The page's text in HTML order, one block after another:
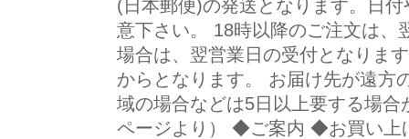
(日本郵便)の発送となります。日
意下さい。 18時以降のご注文は、
場合は、翌営業日の受付となりま
からとなります。 お届け先が遠方
域の場合などは5日以上要する場
ページより） ◆ご案内 ◆お買い上